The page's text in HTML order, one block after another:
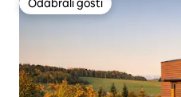
Odabrali gosti
Odabrali gosti